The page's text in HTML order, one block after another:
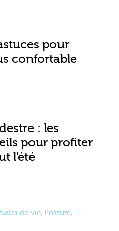
pour
confortable
: les
pour profiter
l’été
de vie, Posture,